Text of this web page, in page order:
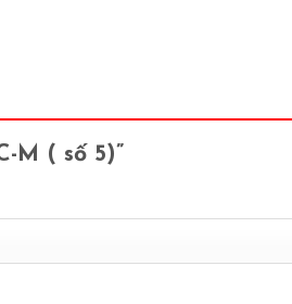
M ( số 5)”